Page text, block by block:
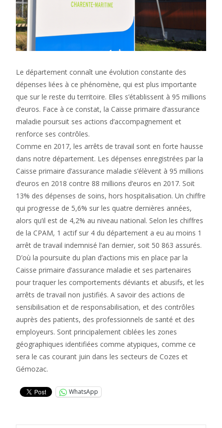
Le département connaît une évolution constante des
dépenses liées à ce phénomène, qui est plus importante
que sur le reste du territoire. Elles s’établissent à 95 millions
d’euros. Face à ce constat, la Caisse primaire d’assurance
maladie poursuit ses actions d’accompagnement et
renforce ses contrôles.
Comme en 2017, les arrêts de travail sont en forte hausse
dans notre département. Les dépenses enregistrées par la
Caisse primaire d’assurance maladie s’élèvent à 95 millions
d’euros en 2018 contre 88 millions d’euros en 2017. Soit
13% des dépenses de soins, hors hospitalisation. Un chiffre
qui progresse de 5,6% sur les quatre dernières années,
alors qu’il est de 4,2% au niveau national. Selon les chiffres
de la CPAM, 1 actif sur 4 du département a eu au moins 1
arrêt de travail indemnisé l’an dernier, soit 50 863 assurés.
D’où la poursuite du plan d’actions mis en place par la
Caisse primaire d’assurance maladie et ses partenaires
pour traquer les comportements déviants et abusifs, et les
arrêts de travail non justifiés. A savoir des actions de
sensibilisation et de responsabilisation, et des contrôles
auprès des patients, des professionnels de santé et des
employeurs. Sont principalement ciblées les zones
géographiques identifiées comme atypiques, comme ce
sera le cas courant juin dans les secteurs de Cozes et
Gémozac.
WhatsApp